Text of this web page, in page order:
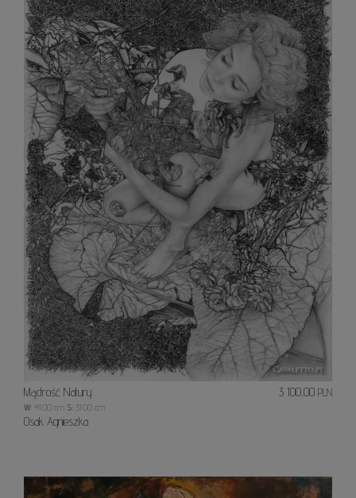
Mądrość Natury
W: 41.00 cm S: 31.00 cm
Osak Agnieszka
3 100,00 PLN